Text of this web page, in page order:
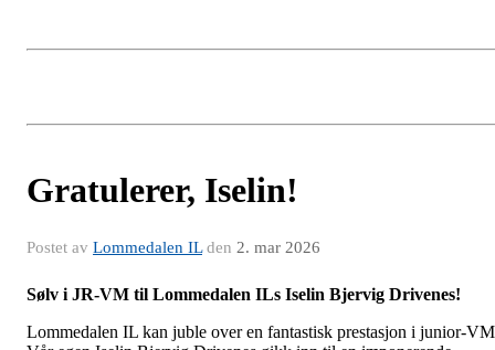
Gratulerer, Iselin!
Postet av Lommedalen ILden 2. mar 2026
Sølv i JR-VM til Lommedalen ILs Iselin Bjervig Drivenes!
Lommedalen IL kan juble over en fantastisk prestasjon i junior-